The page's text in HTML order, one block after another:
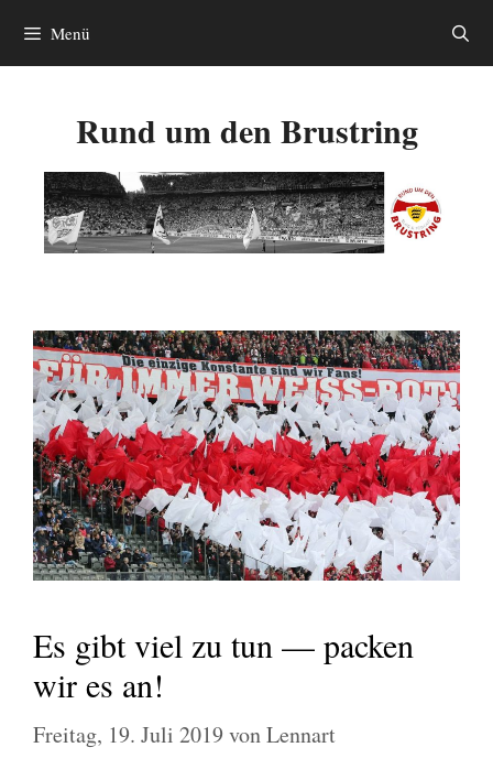
Inhalt
springen
Menü
Rund um den Brustring
Es gibt viel zu tun — packen
wir es an!
Freitag, 19. Juli 2019 vonLennart